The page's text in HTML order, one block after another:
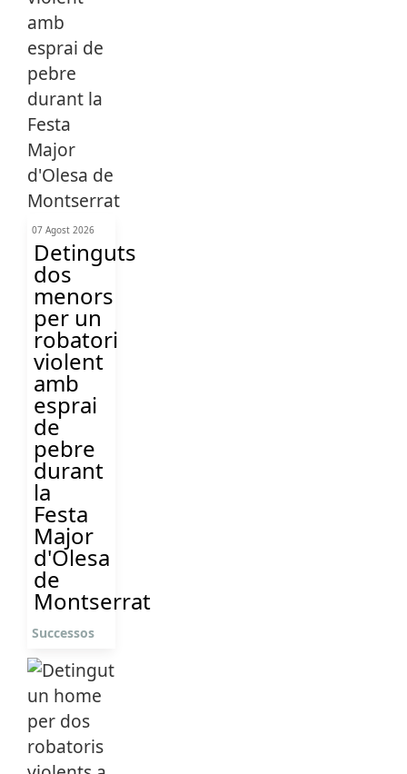
07 Agost 2026
Detinguts
dos
menors
per un
robatori
violent
amb
esprai
de
pebre
durant
la
Festa
Major
d'Olesa
de
Montserrat
Successos